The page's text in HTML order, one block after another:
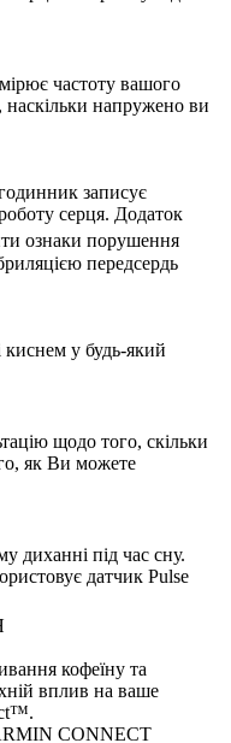
частоту вашого
напружено ви
записує
серця. Додаток
ознаки порушення
передсердь
киснем у будь-який
щодо того, скільки
як Ви можете
диханні під час сну.
датчик Pulse
кофеїну та
вплив на ваше